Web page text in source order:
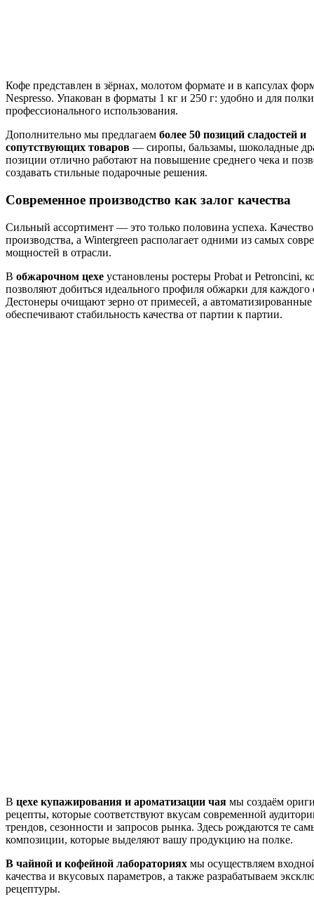
Кофе представлен в зёрнах, молотом формате и в капсулах
Nespresso. Упакован в форматы 1 кг и 250 г: удобно и для
профессионального использования.
Дополнительно мы предлагаем более 50 позиций сладостей и
сопутствующих товаров — сиропы, бальзамы, шоколадные
позиции отлично работают на повышение среднего чека и
создавать стильные подарочные решения.
Современное производство как залог качества
Сильный ассортимент — это только половина успеха. Качество
производства, а Wintergreen располагает одними из самых
мощностей в отрасли.
В обжарочном цехе установлены ростеры Probat и Petroncini,
позволяют добиться идеального профиля обжарки для каждого
Дестонеры очищают зерно от примесей, а
обеспечивают стабильность качества от партии к партии.
В цехе купажирования и ароматизации чая мы создаём
рецепты, которые соответствуют вкусам современной
трендов, сезонности и запросов рынка. Здесь рождаются те
композиции, которые выделяют вашу продукцию на полке.
В чайной и кофейной лабораториях мы осуществляем
качества и вкусовых параметров, а также разрабатываем
рецептуры.